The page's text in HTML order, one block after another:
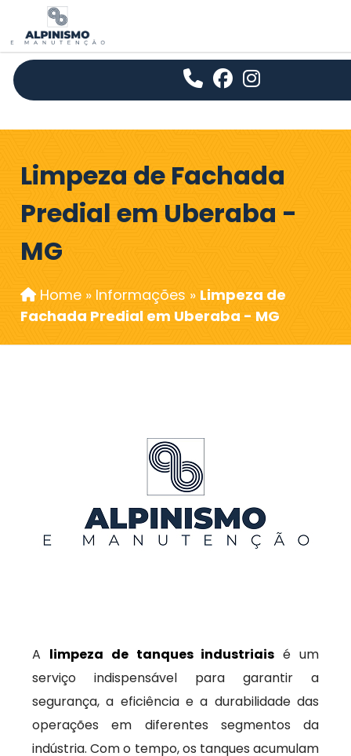
Limpeza de Fachada
Predial em Uberaba -
MG
Home » Informações » Limpeza de
Fachada Predial em Uberaba - MG
A limpeza de tanques industriais é um
serviço indispensável para garantir a
segurança, a eficiência e a durabilidade das
operações em diferentes segmentos da
indústria. Com o tempo, os tanques acumulam